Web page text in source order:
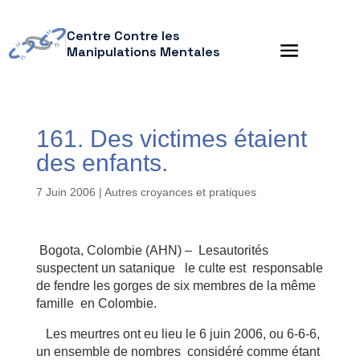
Centre Contre les
Manipulations Mentales
161. Des victimes étaient
des enfants.
7 Juin 2006 | Autres croyances et pratiques
Bogota, Colombie (AHN) – Lesautorités
suspectent un satanique le culte est responsable
de fendre les gorges de six membres de la même
famille en Colombie.
Les meurtres ont eu lieu le 6 juin 2006, ou 6-6-6,
un ensemble de nombres considéré comme étant